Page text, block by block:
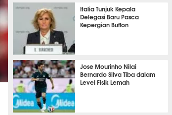
18 menit 2 detik lalu
Italia Tunjuk Kepala
Delegasi Baru Pasca
Kepergian Buffon
18 menit 12 detik lalu
Jose Mourinho Nilai
Bernardo Silva Tiba dalam
Level Fisik Lemah